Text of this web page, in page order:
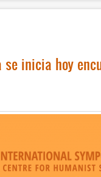
se inicia hoy